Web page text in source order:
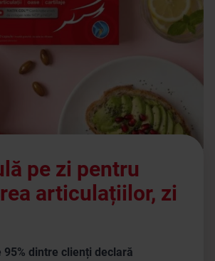
pe zi pentru
articulațiilor, zi
95% dintre clienți declară